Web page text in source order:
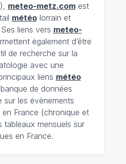
meteo-metz.comest
météolorrain et
liens vers meteo-
également d’être
de recherche sur la
avec une
liens météo
de données
sur les évènements
France (chronique et
tableaux mensuels sur
en France.